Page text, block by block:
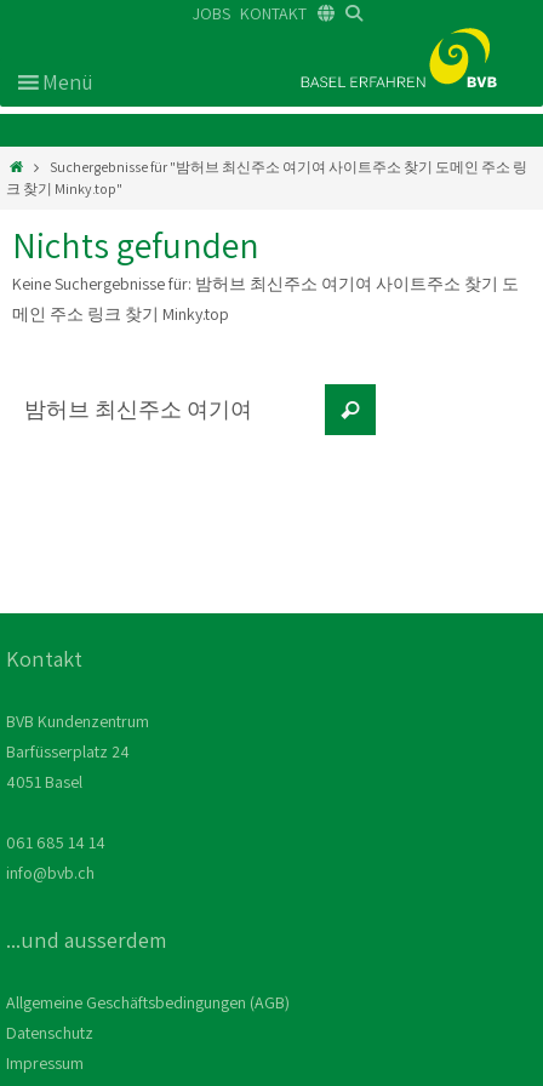
JOBS KONTAKT
Suchergebnisse für "밤허브 최신주소 여기여 사이트주소 찾기 도메인 주소 링
크 찾기 Minky.top"
Nichts gefunden
Keine Suchergebnisse für: 밤허브 최신주소 여기여 사이트주소 찾기 도
메인 주소 링크 찾기 Minky.top
Kontakt
BVB Kundenzentrum
Barfüsserplatz 24
4051 Basel
061 685 14 14
info@bvb.ch
...und ausserdem
Allgemeine Geschäftsbedingungen (AGB)
Datenschutz
Impressum